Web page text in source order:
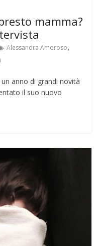
mamma?
Alessandra Amoroso,
anno di grandi novità
il suo nuovo